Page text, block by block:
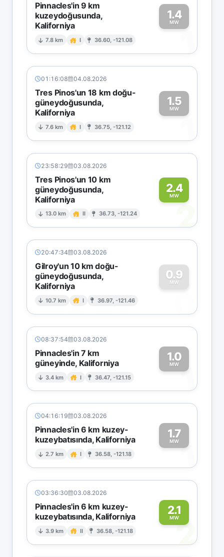
Pinnacles'in 9 km
kuzeydoğusunda,
Kaliforniya
7.8 km I 36.60, -121.08
1.4
MW
1
01:16:08 04.08.2026
Tres Pinos'un 18 km doğu-
güneydoğusunda,
Kaliforniya
7.6 km I 36.75, -121.12
1.5
MW
1
23:58:29 03.08.2026
Tres Pinos'un 10 km
güneydoğusunda,
Kaliforniya
13.0 km II 36.73, -121.24
2.4
MW
2
20:47:34 03.08.2026
Gilroy'un 10 km doğu-
güneydoğusunda,
Kaliforniya
10.7 km I 36.97, -121.46
0.9
MW
0
08:37:54 03.08.2026
Pinnacles'in 7 km
güneyinde, Kaliforniya
3.4 km I 36.47, -121.15
1.0
MW1
04:16:19 03.08.2026
Pinnacles'in 6 km kuzey-
kuzeybatısında, Kaliforniya
2.7 km I 36.58, -121.18
1.7
MW1
03:36:30 03.08.2026
Pinnacles'in 6 km kuzey-
kuzeybatısında, Kaliforniya
3.9 km II 36.58, -121.18
2.1
MW2